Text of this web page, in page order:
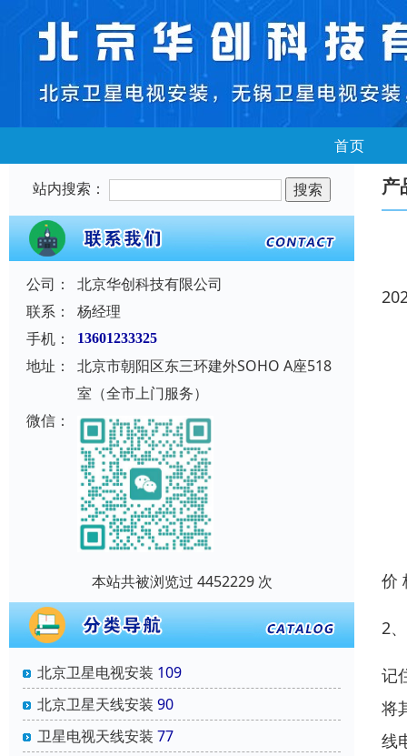
首页
站内搜索：
公司：
北京华创科技有限公司
联系：
杨经理
手机：
13601233325
地址：
北京市朝阳区东三环建外SOHO A座518
室（全市上门服务）
微信：
本站共被浏览过 4452229 次
北京卫星电视安装 109
北京卫星天线安装 90
卫星电视天线安装 77
产
价
2
记
将
线